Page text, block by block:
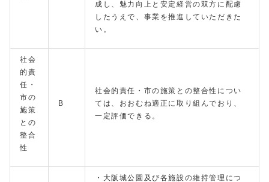
成し、魅力向上と安定経営の双方に配慮
したうえで、事業を推進していただきた
い。
社会
的責
任・
市の
施策
との
整合
性
B
社会的責任・市の施策との整合性につい
ては、おおむね適正に取り組んでおり、
一定評価できる。
・大阪城公園及び各施設の維持管理につ